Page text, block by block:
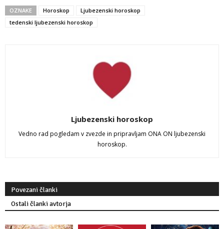
OZNAKE Horoskop
Ljubezenski horoskop
tedenski ljubezenski horoskop
Ljubezenski horoskop
Vedno rad pogledam v zvezde in pripravljam ONA ON ljubezenski
horoskop.
Povezani članki
Ostali članki avtorja